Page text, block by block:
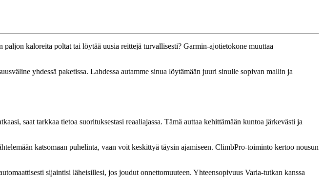
kaloreita poltat tai löytää uusia reittejä turvallisesti? Garmin-ajotietokone muuttaa
yhdessä paketissa. Lahdessa autamme sinua löytämään juuri sinulle sopivan mallin ja
saat tarkkaa tietoa suorituksestasi reaaliajassa. Tämä auttaa kehittämään kuntoa järkevästi ja
katsomaan puhelinta, vaan voit keskittyä täysin ajamiseen. ClimbPro-toiminto kertoo nousun
sijaintisi läheisillesi, jos joudut onnettomuuteen. Yhteensopivuus Varia-tutkan kanssa